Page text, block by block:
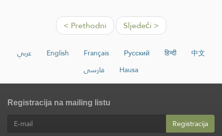
< Prethodni Sljedeći >
عربي English Français Русский हिन्दी
中文
فارسی
Hausa
Registracija na mailing listu
Registracija